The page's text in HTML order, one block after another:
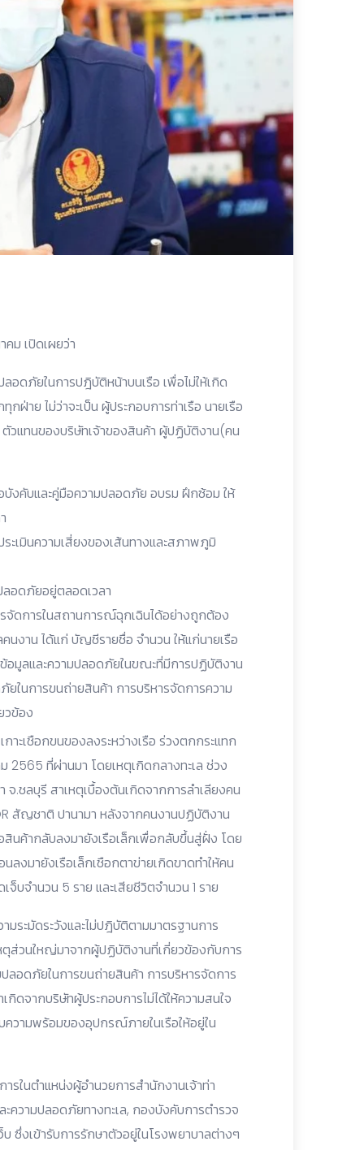
ม เปิดเผยว่า
อดภัยในการปฎิบัติหน้าบนเรือ เพื่อไม่ให้เกิด
าย ไม่ว่าจะเป็น ผู้ประกอบการท่าเรือ นายเรือ
ตัวแทนของบริษัทเจ้าของสินค้า ผู้ปฏิบัติงาน(คน
งคับและคู่มือความปลอดภัย อบรม ฝึกซ้อม ให้
เมินความเสี่ยงของเส้นทางและสภาพภูมิ
อดภัยอยู่ตลอดเวลา
จัดการในสถานการณ์ฉุกเฉินได้อย่างถูกต้อง
นงาน ได้แก่ บัญชีรายชื่อ จำนวน ให้แก่นายเรือ
อมูลและความปลอดภัยในขณะที่มีการปฏิบัติงาน
ในการขนถ่ายสินค้า การบริหารจัดการความ
วข้อง
ะเชือกขนของลงระหว่างเรือ ร่วงตกกระแทก
2565 ที่ผ่านมา โดยเหตุเกิดกลางทะเล ช่วง
จ.ชลบุรี สาเหตุเบื้องต้นเกิดจากการลำเลียงคน
สัญชาติ ปานามา หลังจากคนงานปฏิบัติงาน
สินค้ากลับลงมายังเรือเล็กเพื่อกลับขึ้นสู่ฝั่ง โดย
งมายังเรือเล็กเชือกตาข่ายเกิดขาดทำให้คน
บจำนวน 5 ราย และเสียชีวิตจำนวน 1 ราย
ระมัดระวังและไม่ปฎิบัติตามมาตรฐานการ
ตุส่วนใหญ่มาจากผู้ปฏิบัติงานที่เกี่ยวข้องกับการ
อดภัยในการขนถ่ายสินค้า การบริหารจัดการ
ดจากบริษัทผู้ประกอบการไม่ได้ให้ความสนใจ
วามพร้อมของอุปกรณ์ภายในเรือให้อยู่ใน
รในตำแหน่งผู้อำนวยการสำนักงานเจ้าท่า
ความปลอดภัยทางทะเล, กองบังคับการตำรวจ
ซึ่งเข้ารับการรักษาตัวอยู่ในโรงพยาบาลต่างๆ